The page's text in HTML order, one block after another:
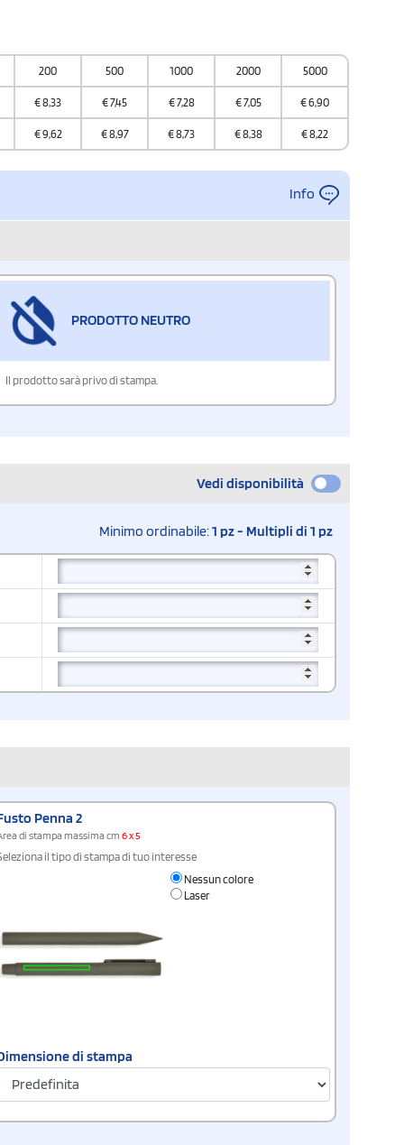
200 500 1000 2000 5000
€8,33 €7,45 €7,28 €7,05 €6,90
€9,62 €8,97 €8,73 €8,38 €8,22
Info
PRODOTTO NEUTRO
Il prodotto sarà privo di stampa.
Vedi disponibilità
Minimo ordinabile:1 pz - Multipli di 1 pz
Penna 2
di stampa massima cm 6 x 5
il tipo di stampa di tuo interesse
Nessun colore
Laser
di stampa